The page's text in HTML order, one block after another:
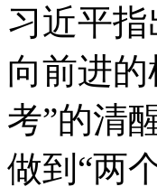
习近平
向前进
考”的清
做到“两